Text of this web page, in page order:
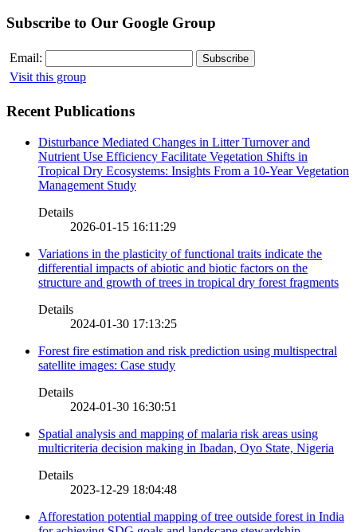
Subscribe to Our Google Group
Email:
Visit this group
Recent Publications
Disturbance Mediated Changes in Litter Turnover and
Nutrient Use Efficiency Facilitate Vegetation Shifts in
Tropical Dry Ecosystems: Insights From a 10-Year Vegetation
Management Study
Details
2026-01-15 16:11:29
Variations in the plasticity of functional traits indicate the
differential impacts of abiotic and biotic factors on the
structure and growth of trees in tropical dry forest fragments
Details
2024-01-30 17:13:25
Forest fire estimation and risk prediction using multispectral
satellite images: Case study
Details
2024-01-30 16:30:51
Spatial analysis and mapping of malaria risk areas using
multicriteria decision making in Ibadan, Oyo State, Nigeria
Details
2023-12-29 18:04:48
Afforestation potential mapping of tree outside forest in India